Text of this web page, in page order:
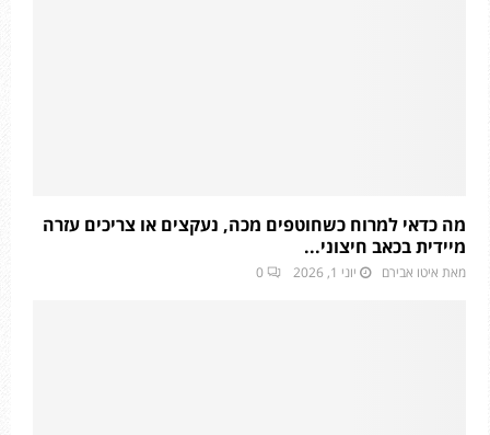
מה כדאי למרוח כשחוטפים מכה, נעקצים או צריכים עזרה
מיידית בכאב חיצוני...
מאת איטו אבירם יוני 1, 2026 0